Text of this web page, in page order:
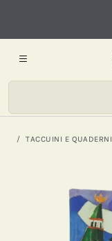
TACCUINI E QUADERNI